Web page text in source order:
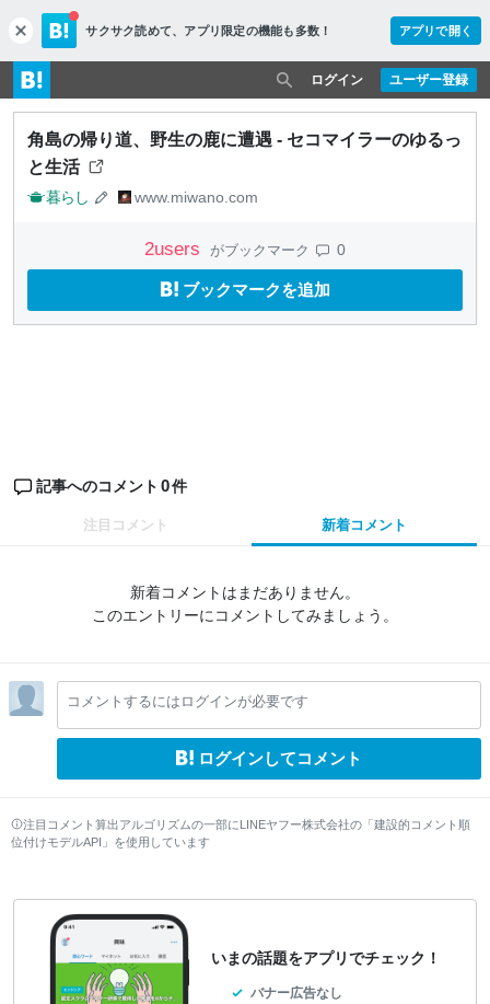
c
l
o
s
e
サクサク読めて、 アプリ限定の機能も多数！ アプリで開く
ユーザー登録
ログイン
角島の帰り道、野生の鹿に遭遇 - セコマイラーのゆるっ
と生活
暮らし www.miwano.com
2users がブックマーク 0
ブックマークを追加
記事へのコメント 0件
注目コメント 新着コメント
新着コメントはまだありません。
このエントリーにコメントしてみましょう。
コメントするにはログインが必要です
ログインしてコメント
注目コメント算出アルゴリズムの一部にLINEヤフー株式会社の「建設的コメント順
位付けモデルAPI」を使用しています
いまの話題をアプリでチェック！
バナー広告なし